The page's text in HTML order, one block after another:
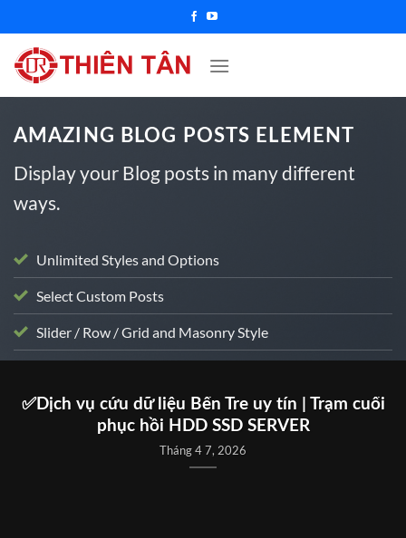
đến
nội
dung
AMAZING BLOG POSTS ELEMENT
Display your Blog posts in many different
ways.
Unlimited Styles and Options
Select Custom Posts
Slider / Row / Grid and Masonry Style
✅Dịch vụ cứu dữ liệu Bến Tre uy tín | Trạm cuối
phục hồi HDD SSD SERVER
Tháng 4 7, 2026